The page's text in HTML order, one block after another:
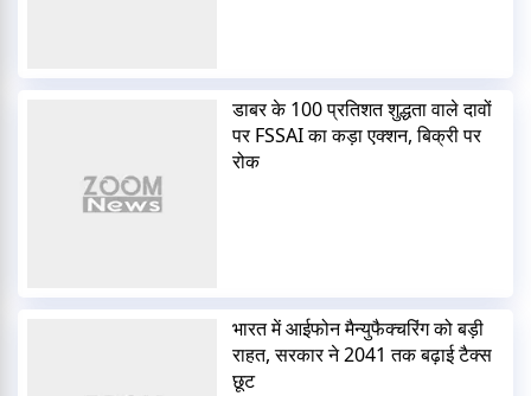
डाबर के 100 प्रतिशत शुद्धता वाले दावों
पर FSSAI का कड़ा एक्शन, बिक्री पर
रोक
भारत में आईफोन मैन्युफैक्चरिंग को बड़ी
राहत, सरकार ने 2041 तक बढ़ाई टैक्स
छूट